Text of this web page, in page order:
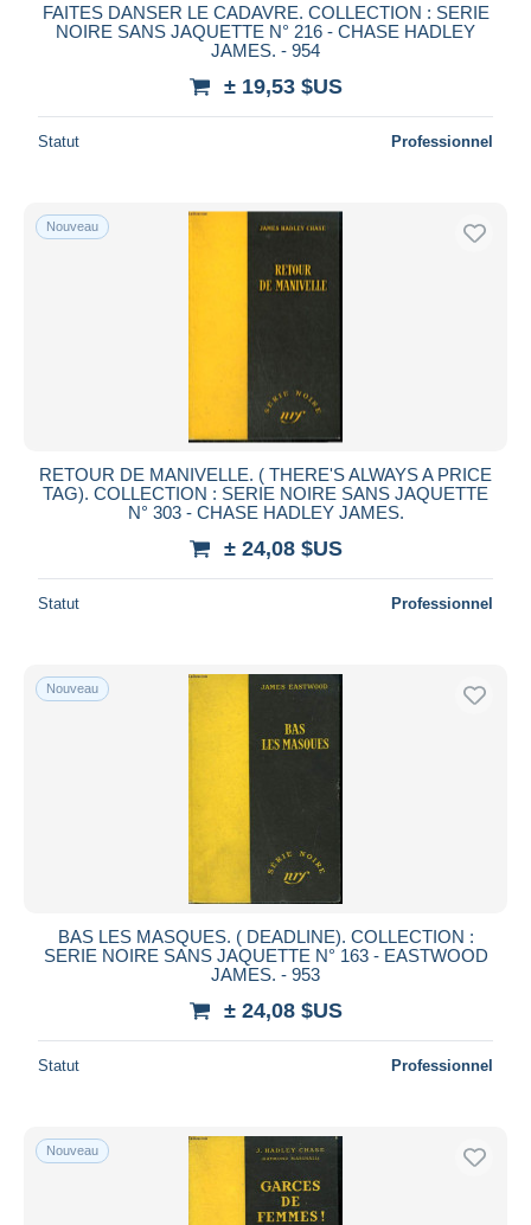
FAITES DANSER LE CADAVRE. COLLECTION : SERIE
NOIRE SANS JAQUETTE N° 216 - CHASE HADLEY
JAMES. - 954
± 19,53 $US
Statut Professionnel
Nouveau
RETOUR DE MANIVELLE. ( THERE'S ALWAYS A PRICE
TAG). COLLECTION : SERIE NOIRE SANS JAQUETTE
N° 303 - CHASE HADLEY JAMES.
± 24,08 $US
Statut Professionnel
Nouveau
BAS LES MASQUES. ( DEADLINE). COLLECTION :
SERIE NOIRE SANS JAQUETTE N° 163 - EASTWOOD
JAMES. - 953
± 24,08 $US
Statut Professionnel
Nouveau